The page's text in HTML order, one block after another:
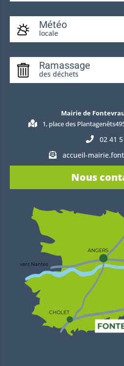
Météo
locale
Ramassage
des déchets
Mairie de
1, place des
02 41
accueil-
Nous